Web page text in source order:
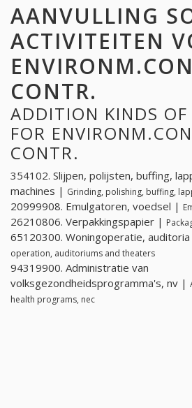
AANVULLING
ACTIVITEITEN
CONTR.
ADDITION KINDS OF
FOR
CONTR.
354102. Slijpen, polijsten, buffing,
machines | Grinding, polishing, buffing,
20999908. Emulgatoren, voedsel |
26210806. Verpakkingspapier |
65120300. Woningoperatie,
operation, auditoriums and theaters
94319900. Administratie van
volksgezondheidsprogramma's, nv |
health programs, nec